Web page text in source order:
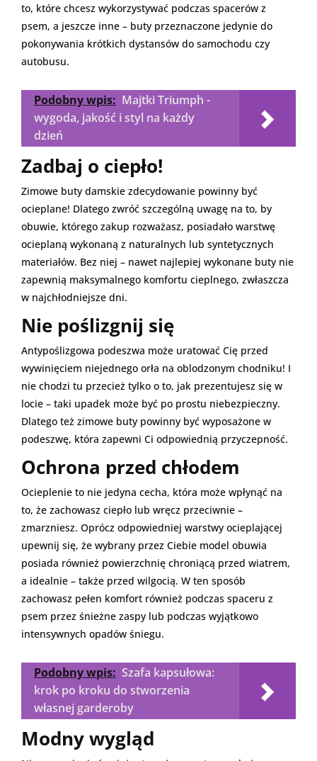
to, które chcesz wykorzystywać podczas spacerów z
psem, a jeszcze inne – buty przeznaczone jedynie do
pokonywania krótkich dystansów do samochodu czy
autobusu.
Podobny wpis: Majtki Triumph -
wygoda, jakość i styl na każdy
dzień
Zadbaj o ciepło!
Zimowe buty damskie zdecydowanie powinny być
ocieplane! Dlatego zwróć szczególną uwagę na to, by
obuwie, którego zakup rozważasz, posiadało warstwę
ocieplaną wykonaną z naturalnych lub syntetycznych
materiałów. Bez niej – nawet najlepiej wykonane buty nie
zapewnią maksymalnego komfortu cieplnego, zwłaszcza
w najchłodniejsze dni.
Nie poślizgnij się
Antypoślizgowa podeszwa może uratować Cię przed
wywinięciem niejednego orła na oblodzonym chodniku! I
nie chodzi tu przecież tylko o to, jak prezentujesz się w
locie – taki upadek może być po prostu niebezpieczny.
Dlatego też zimowe buty powinny być wyposażone w
podeszwę, która zapewni Ci odpowiednią przyczepność.
Ochrona przed chłodem
Ocieplenie to nie jedyna cecha, która może wpłynąć na
to, że zachowasz ciepło lub wręcz przeciwnie –
zmarzniesz. Oprócz odpowiedniej warstwy ocieplającej
upewnij się, że wybrany przez Ciebie model obuwia
posiada również powierzchnię chroniącą przed wiatrem,
a idealnie – także przed wilgocią. W ten sposób
zachowasz pełen komfort również podczas spaceru z
psem przez śnieżne zaspy lub podczas wyjątkowo
intensywnych opadów śniegu.
Podobny wpis: Szafa kapsułowa:
krok po kroku do stworzenia
własnej garderoby
Modny wygląd